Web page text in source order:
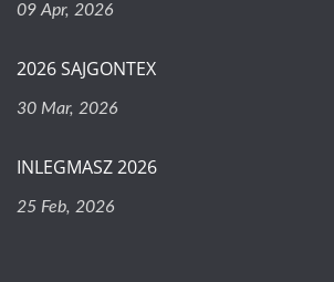
09 Apr, 2026
2026 SAJGONTEX
30 Mar, 2026
INLEGMASZ 2026
25 Feb, 2026